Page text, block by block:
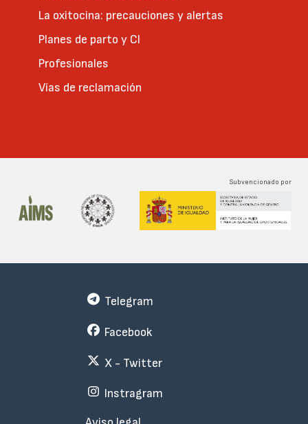
La oxitocina: precauciones y alertas
Planes de parto y CI
Profesionales
Vías de reclamación
Subvencionado por
Telegram
Facebook
X - Twitter
Instragram